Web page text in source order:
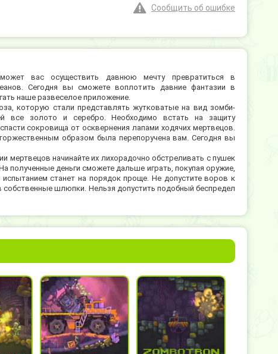
Сообщить об ошибке
вас осуществить давнюю мечту превратиться в
Сегодня вы сможете воплотить давние фантазии в
наше развеселое приложение.
которую стали представлять жутковатые на вид зомби-
все золото и серебро. Необходимо встать на защиту
сокровища от осквернения лапами ходячих мертвецов.
образом была перепоручена вам. Сегодня вы
мертвецов начинайте их лихорадочно обстреливать с пушек
полученные деньги сможете дальше играть, покупая оружие,
станет на порядок проще. Не допустите воров к
шлюпки. Нельзя допустить подобный беспредел